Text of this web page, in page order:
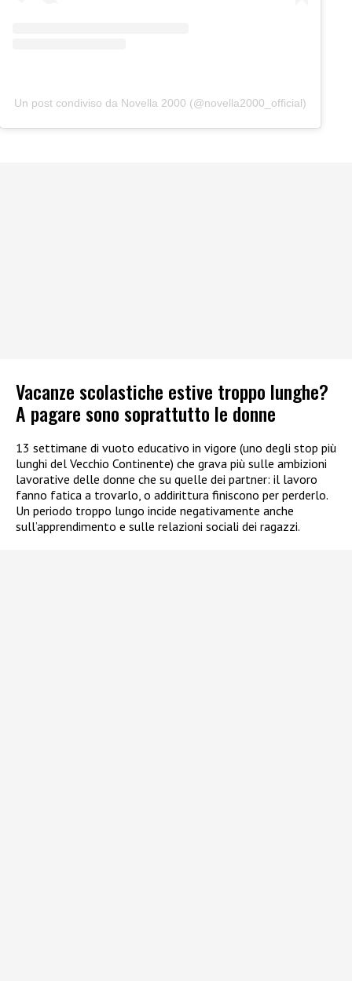
Un post condiviso da Novella 2000 (@novella2000_official)
Vacanze scolastiche estive troppo lunghe?
A pagare sono soprattutto le donne
13 settimane di vuoto educativo in vigore (uno degli stop più
lunghi del Vecchio Continente) che grava più sulle ambizioni
lavorative delle donne che su quelle dei partner: il lavoro
fanno fatica a trovarlo, o addirittura finiscono per perderlo.
Un periodo troppo lungo incide negativamente anche
sull’apprendimento e sulle relazioni sociali dei ragazzi.